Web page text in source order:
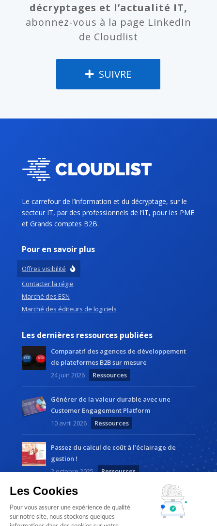
décryptages et l’actualité IT,
abonnez-vous à la page LinkedIn
de Cloudlist
SUIVRE
Le carrefour de l’information et du décryptage, sur le
secteur IT, par des professionnels de l’IT, pour les PME
et Grands comptes B2B.
Pour en savoir plus
Offres visibilité
Contacter la régie
Marché des ESN
Marché des éditeurs de logiciels
Les dernières ressources publiées
Comparatif des agences de développement
de plateformes B2B sur mesure
24 juin 2026
Ressources
Générer de la valeur durable avec une
Customer Engagement Platform
10 avril 2026
Ressources
Passez du calcul de coût à l’éclairage de
gestion !
2 octobre 2025
Ressources
Les Cookies
Pour vous assurer une expérience de qualité
sur notre site, nous stockons quelques